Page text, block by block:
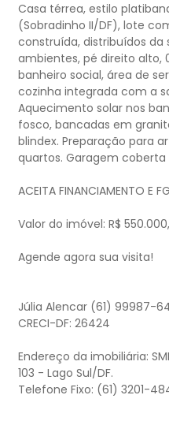
Casa térrea, estilo
(Sobradinho II/DF), lote com
construída, distribuídos
ambientes, pé direito alto,
banheiro social, área de
cozinha integrada com a
Aquecimento solar nos
fosco, bancadas em
blindex. Preparação para
quartos. Garagem coberta
ACEITA FINANCIAMENTO E
Valor do imóvel: R$
Agende agora sua visita!
Júlia Alencar (61) 99987-
CRECI-DF: 26424
Endereço da imobiliária:
103 - Lago Sul/DF.
Telefone Fixo: (61) 3201-